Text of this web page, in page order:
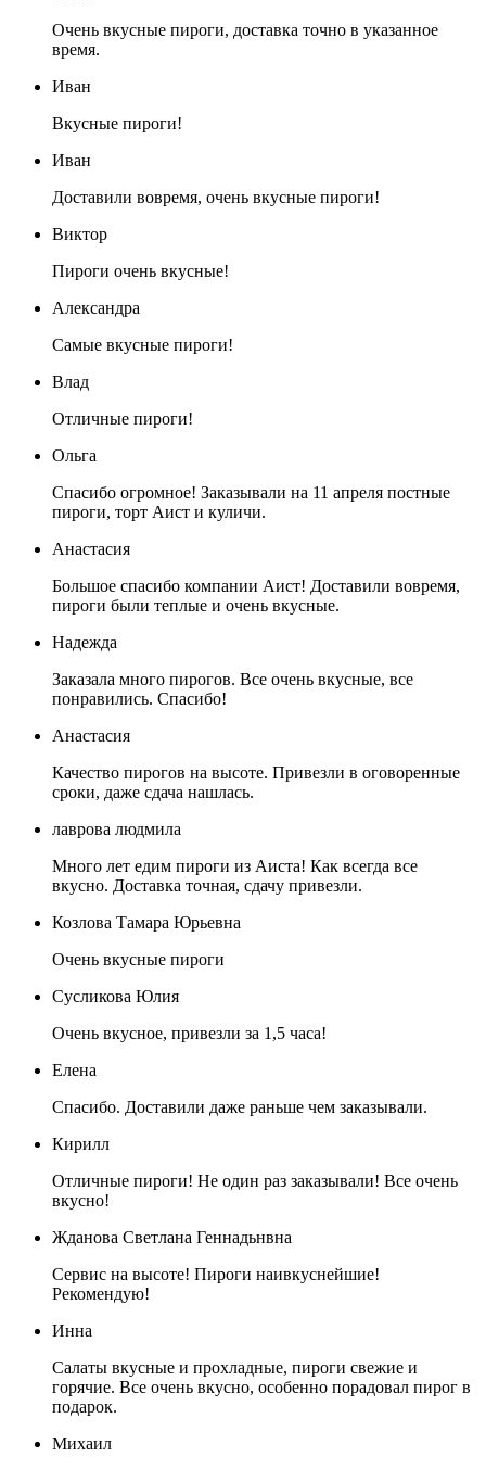
Очень вкусные пироги, доставка точно в указанное
время.
Иван
Вкусные пироги!
Иван
Доставили вовремя, очень вкусные пироги!
Виктор
Пироги очень вкусные!
Александра
Самые вкусные пироги!
Влад
Отличные пироги!
Ольга
Спасибо огромное! Заказывали на 11 апреля постные
пироги, торт Аист и куличи.
Анастасия
Большое спасибо компании Аист! Доставили вовремя,
пироги были теплые и очень вкусные.
Надежда
Заказала много пирогов. Все очень вкусные, все
понравились. Спасибо!
Анастасия
Качество пирогов на высоте. Привезли в оговоренные
сроки, даже сдача нашлась.
лаврова людмила
Много лет едим пироги из Аиста! Как всегда все
вкусно. Доставка точная, сдачу привезли.
Козлова Тамара Юрьевна
Очень вкусные пироги
Сусликова Юлия
Очень вкусное, привезли за 1,5 часа!
Елена
Спасибо. Доставили даже раньше чем заказывали.
Кирилл
Отличные пироги! Не один раз заказывали! Все очень
вкусно!
Жданова Светлана Геннадьнвна
Сервис на высоте! Пироги наивкуснейшие!
Рекомендую!
Инна
Салаты вкусные и прохладные, пироги свежие и
горячие. Все очень вкусно, особенно порадовал пирог в
подарок.
Михаил